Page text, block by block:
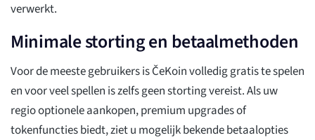
verwerkt.
Minimale storting en betaalmethoden
Voor de meeste gebruikers is ČeKoin volledig gratis te spelen
en voor veel spellen is zelfs geen storting vereist. Als uw
regio optionele aankopen, premium upgrades of
tokenfuncties biedt, ziet u mogelijk bekende betaalopties